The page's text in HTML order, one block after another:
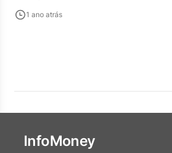
1 ano atrás
InfoMoney